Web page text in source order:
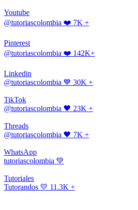
Youtube
@tutoriascolombia ❤️ 7K +
Pinterest
@tutoriascolombia ❤️ 142K+
Linkedin
@tutoriascolombia 💙 30K +
TikTok
@tutoriascolombia 🖤 23K +
Threads
@tutoriascolombia 🖤 7K +
WhatsApp
tutoriascolombia 💚
Tutoriales
Tutorandos 💛 11.3K +